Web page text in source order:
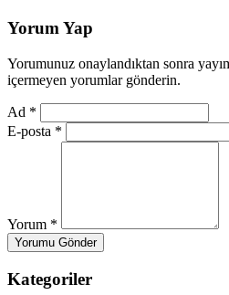
Yorum Yap
Yorumunuz onaylandıktan sonra
içermeyen yorumlar gönderin.
Ad *
E-posta *
Yorum *
Yorumu Gönder
Kategoriler